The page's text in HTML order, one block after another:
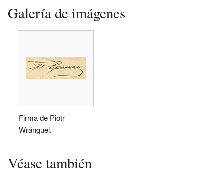
Galería de imágenes
Firma de Piotr
Wránguel.
Véase también